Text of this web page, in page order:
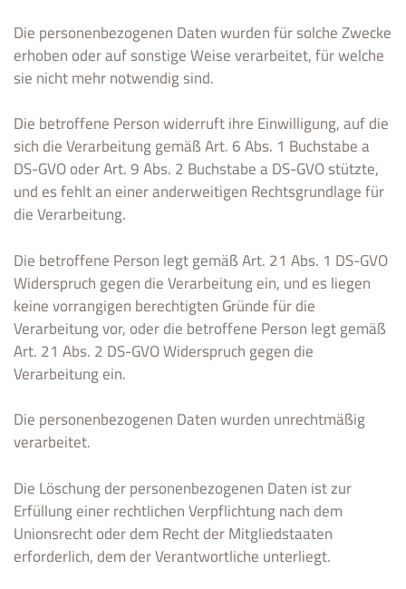
Die personenbezogenen Daten wurden für solche Zwecke
erhoben oder auf sonstige Weise verarbeitet, für welche
sie nicht mehr notwendig sind.
Die betroffene Person widerruft ihre Einwilligung, auf die
sich die Verarbeitung gemäß Art. 6 Abs. 1 Buchstabe a
DS-GVO oder Art. 9 Abs. 2 Buchstabe a DS-GVO stützte,
und es fehlt an einer anderweitigen Rechtsgrundlage für
die Verarbeitung.
Die betroffene Person legt gemäß Art. 21 Abs. 1 DS-GVO
Widerspruch gegen die Verarbeitung ein, und es liegen
keine vorrangigen berechtigten Gründe für die
Verarbeitung vor, oder die betroffene Person legt gemäß
Art. 21 Abs. 2 DS-GVO Widerspruch gegen die
Verarbeitung ein.
Die personenbezogenen Daten wurden unrechtmäßig
verarbeitet.
Die Löschung der personenbezogenen Daten ist zur
Erfüllung einer rechtlichen Verpflichtung nach dem
Unionsrecht oder dem Recht der Mitgliedstaaten
erforderlich, dem der Verantwortliche unterliegt.